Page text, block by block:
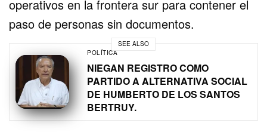
operativos en la frontera sur para contener el
paso de personas sin documentos.
SEE ALSO
POLÍTICA
NIEGAN REGISTRO COMO
PARTIDO A ALTERNATIVA SOCIAL
DE HUMBERTO DE LOS SANTOS
BERTRUY.